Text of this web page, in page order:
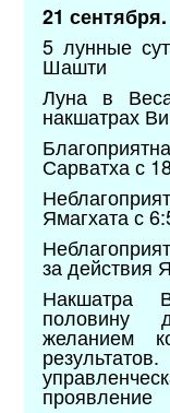
21
5 лунные
Шашти
Луна в
накшатрах
Сарватха с
Ямагхата с
за действия
Накшатра
половину
желанием